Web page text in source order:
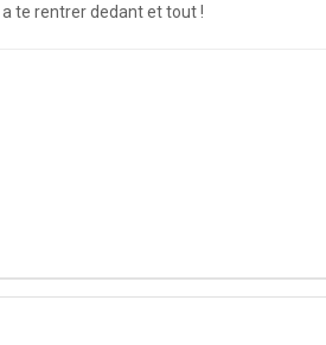
te rentrer dedant et tout !